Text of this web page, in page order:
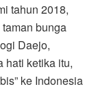
tahun 2018,
bunga
Daejo,
hati ketika itu,
ke Indonesia